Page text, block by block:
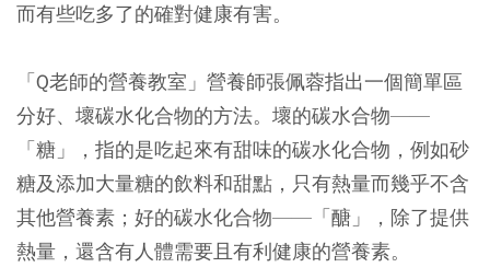
而有些吃多了的確對健康有害。
「Q老師的營養教室」營養師張佩蓉指出一個簡單區
分好、壞碳水化合物的方法。壞的碳水合物——
「糖」，指的是吃起來有甜味的碳水化合物，例如砂
糖及添加大量糖的飲料和甜點，只有熱量而幾乎不含
其他營養素；好的碳水化合物——「醣」，除了提供
熱量，還含有人體需要且有利健康的營養素。